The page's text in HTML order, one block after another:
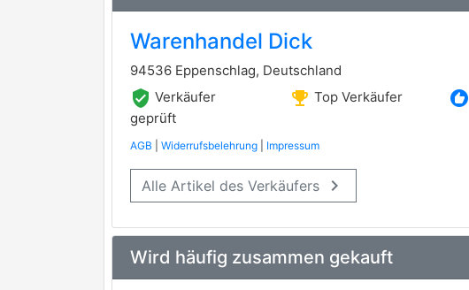
Warenhandel Dick
94536 Eppenschlag, Deutschland
verified_user Verkäufer
geprüft
emoji_events Top Verkäufer recommend
AGB Widerrufsbelehrung Impressum
Alle Artikel des Verkäufers keyboard_arrow_right
Wird häufig zusammen gekauft